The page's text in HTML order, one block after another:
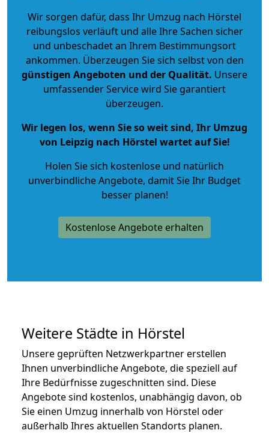
Wir sorgen dafür, dass Ihr Umzug nach Hörstel
reibungslos verläuft und alle Ihre Sachen sicher
und unbeschadet an Ihrem Bestimmungsort
ankommen. Überzeugen Sie sich selbst von den
günstigen Angeboten und der Qualität. Unsere
umfassender Service wird Sie garantiert
überzeugen.
Wir legen los, wenn Sie so weit sind, Ihr Umzug
von Leipzig nach Hörstel wartet auf Sie!
Holen Sie sich kostenlose und natürlich
unverbindliche Angebote, damit Sie Ihr Budget
besser planen!
Kostenlose Angebote erhalten
Weitere Städte in Hörstel
Unsere geprüften Netzwerkpartner erstellen
Ihnen unverbindliche Angebote, die speziell auf
Ihre Bedürfnisse zugeschnitten sind. Diese
Angebote sind kostenlos, unabhängig davon, ob
Sie einen Umzug innerhalb von Hörstel oder
außerhalb Ihres aktuellen Standorts planen.